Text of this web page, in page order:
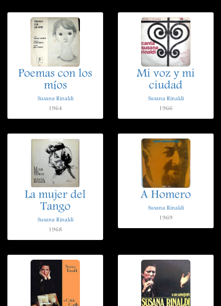
Poemas con los
míos
Susana Rinaldi
1964
Mi voz y mi
ciudad
Susana Rinaldi
1966
La mujer del
Tango
Susana Rinaldi
1968
A Homero
Susana Rinaldi
1969